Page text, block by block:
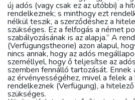
új adós (vagy csak ez az utóbbi) a
rendelkeznek; s minthogy ezt
nélkül teszik, a szerződéshez a
szükséges. Ez a felfogás a német
szabályozásának is az alapja.” A
(Verfügungstheorie) azon alapul,
nincs annak, hogy az adós
személlyel, hogy ő teljesítse az
szemben fennálló tartozását. Ennek
az érvényességéhez, mivel a felek
rendelkeznek (Verfügung), a
szükséges.